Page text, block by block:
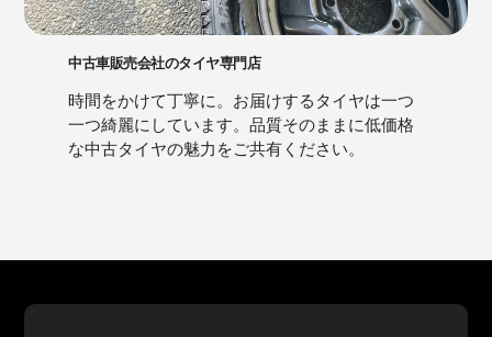
中古車販売会社のタイヤ専門店
時間をかけて丁寧に。お届けするタイヤは一つ
一つ綺麗にしています。品質そのままに低価格
な中古タイヤの魅力をご共有ください。